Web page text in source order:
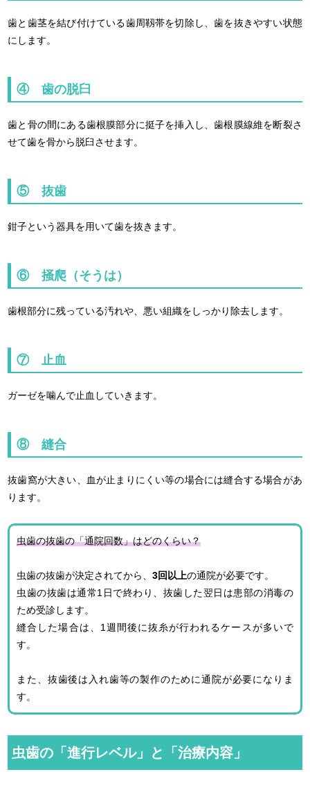
歯と歯茎を結び付けている歯周靱帯を切除し、歯を抜きやすい状態
にします。
④ 歯の脱臼
歯と骨の間にある歯根膜部分に挺子を挿入し、歯根膜線維を断裂さ
せて歯を骨から脱臼させます。
⑤ 抜歯
鉗子という器具を用いて歯を抜きます。
⑥ 掻爬（そうは）
歯根部分に残っている汚れや、悪い組織をしっかり除去します。
⑦ 止血
ガーゼを噛んで止血していきます。
⑧ 縫合
抜歯窩が大きい、血が止まりにくい等の場合には縫合する場合があ
ります。
虫歯の抜歯の「通院回数」はどのくらい？
虫歯の抜歯が決定されてから、3回以上の通院が必要です。
虫歯の抜歯は通常1日で終わり、抜歯した翌日は患部の消毒の
ため受診します。
縫合した場合は、1週間後に抜糸が行われるケースが多いで
す。
また、抜歯後は入れ歯等の製作のために通院が必要になりま
す。
虫歯の「進行レベル」と「治療内容」